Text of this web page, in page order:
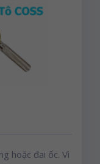
hoặc đai ốc. Vì